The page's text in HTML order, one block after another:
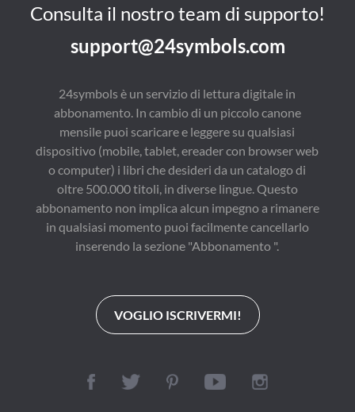
Consulta il nostro team di supporto!
support@24symbols.com
24symbols è un servizio di lettura digitale in
abbonamento. In cambio di un piccolo canone
mensile puoi scaricare e leggere su qualsiasi
dispositivo (mobile, tablet, ereader con browser web
o computer) i libri che desideri da un catalogo di
oltre 500.000 titoli, in diverse lingue. Questo
abbonamento non implica alcun impegno a rimanere
in qualsiasi momento puoi facilmente cancellarlo
inserendo la sezione "Abbonamento ".
VOGLIO ISCRIVERMI!